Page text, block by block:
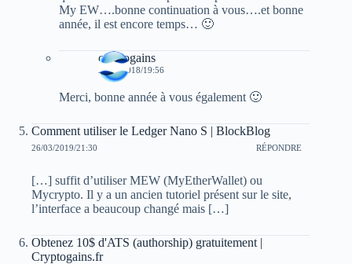
My EW….bonne continuation à vous….et bonne
année, il est encore temps… 🙂
cryptogains
20/01/2018/19:56
Merci, bonne année à vous également 🙂
Comment utiliser le Ledger Nano S | BlockBlog
26/03/2019/21:30 RÉPONDRE
[…] suffit d’utiliser MEW (MyEtherWallet) ou
Mycrypto. Il y a un ancien tutoriel présent sur le site,
l’interface a beaucoup changé mais […]
Obtenez 10$ d'ATS (authorship) gratuitement |
Cryptogains.fr